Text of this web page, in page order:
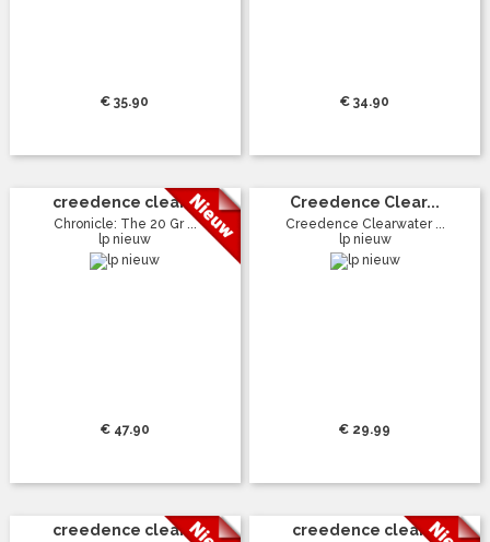
€ 35.90 € 34.90
creedence clear...
Chronicle: The 20 Gr ...
lp nieuw
€ 47.90
Creedence Clear...
Creedence Clearwater ...
lp nieuw
€ 29.99
creedence clear... creedence clear...